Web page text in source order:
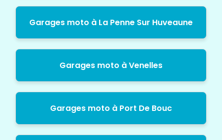
Garages moto à La Penne Sur Huveaune
Garages moto à Venelles
Garages moto à Port De Bouc